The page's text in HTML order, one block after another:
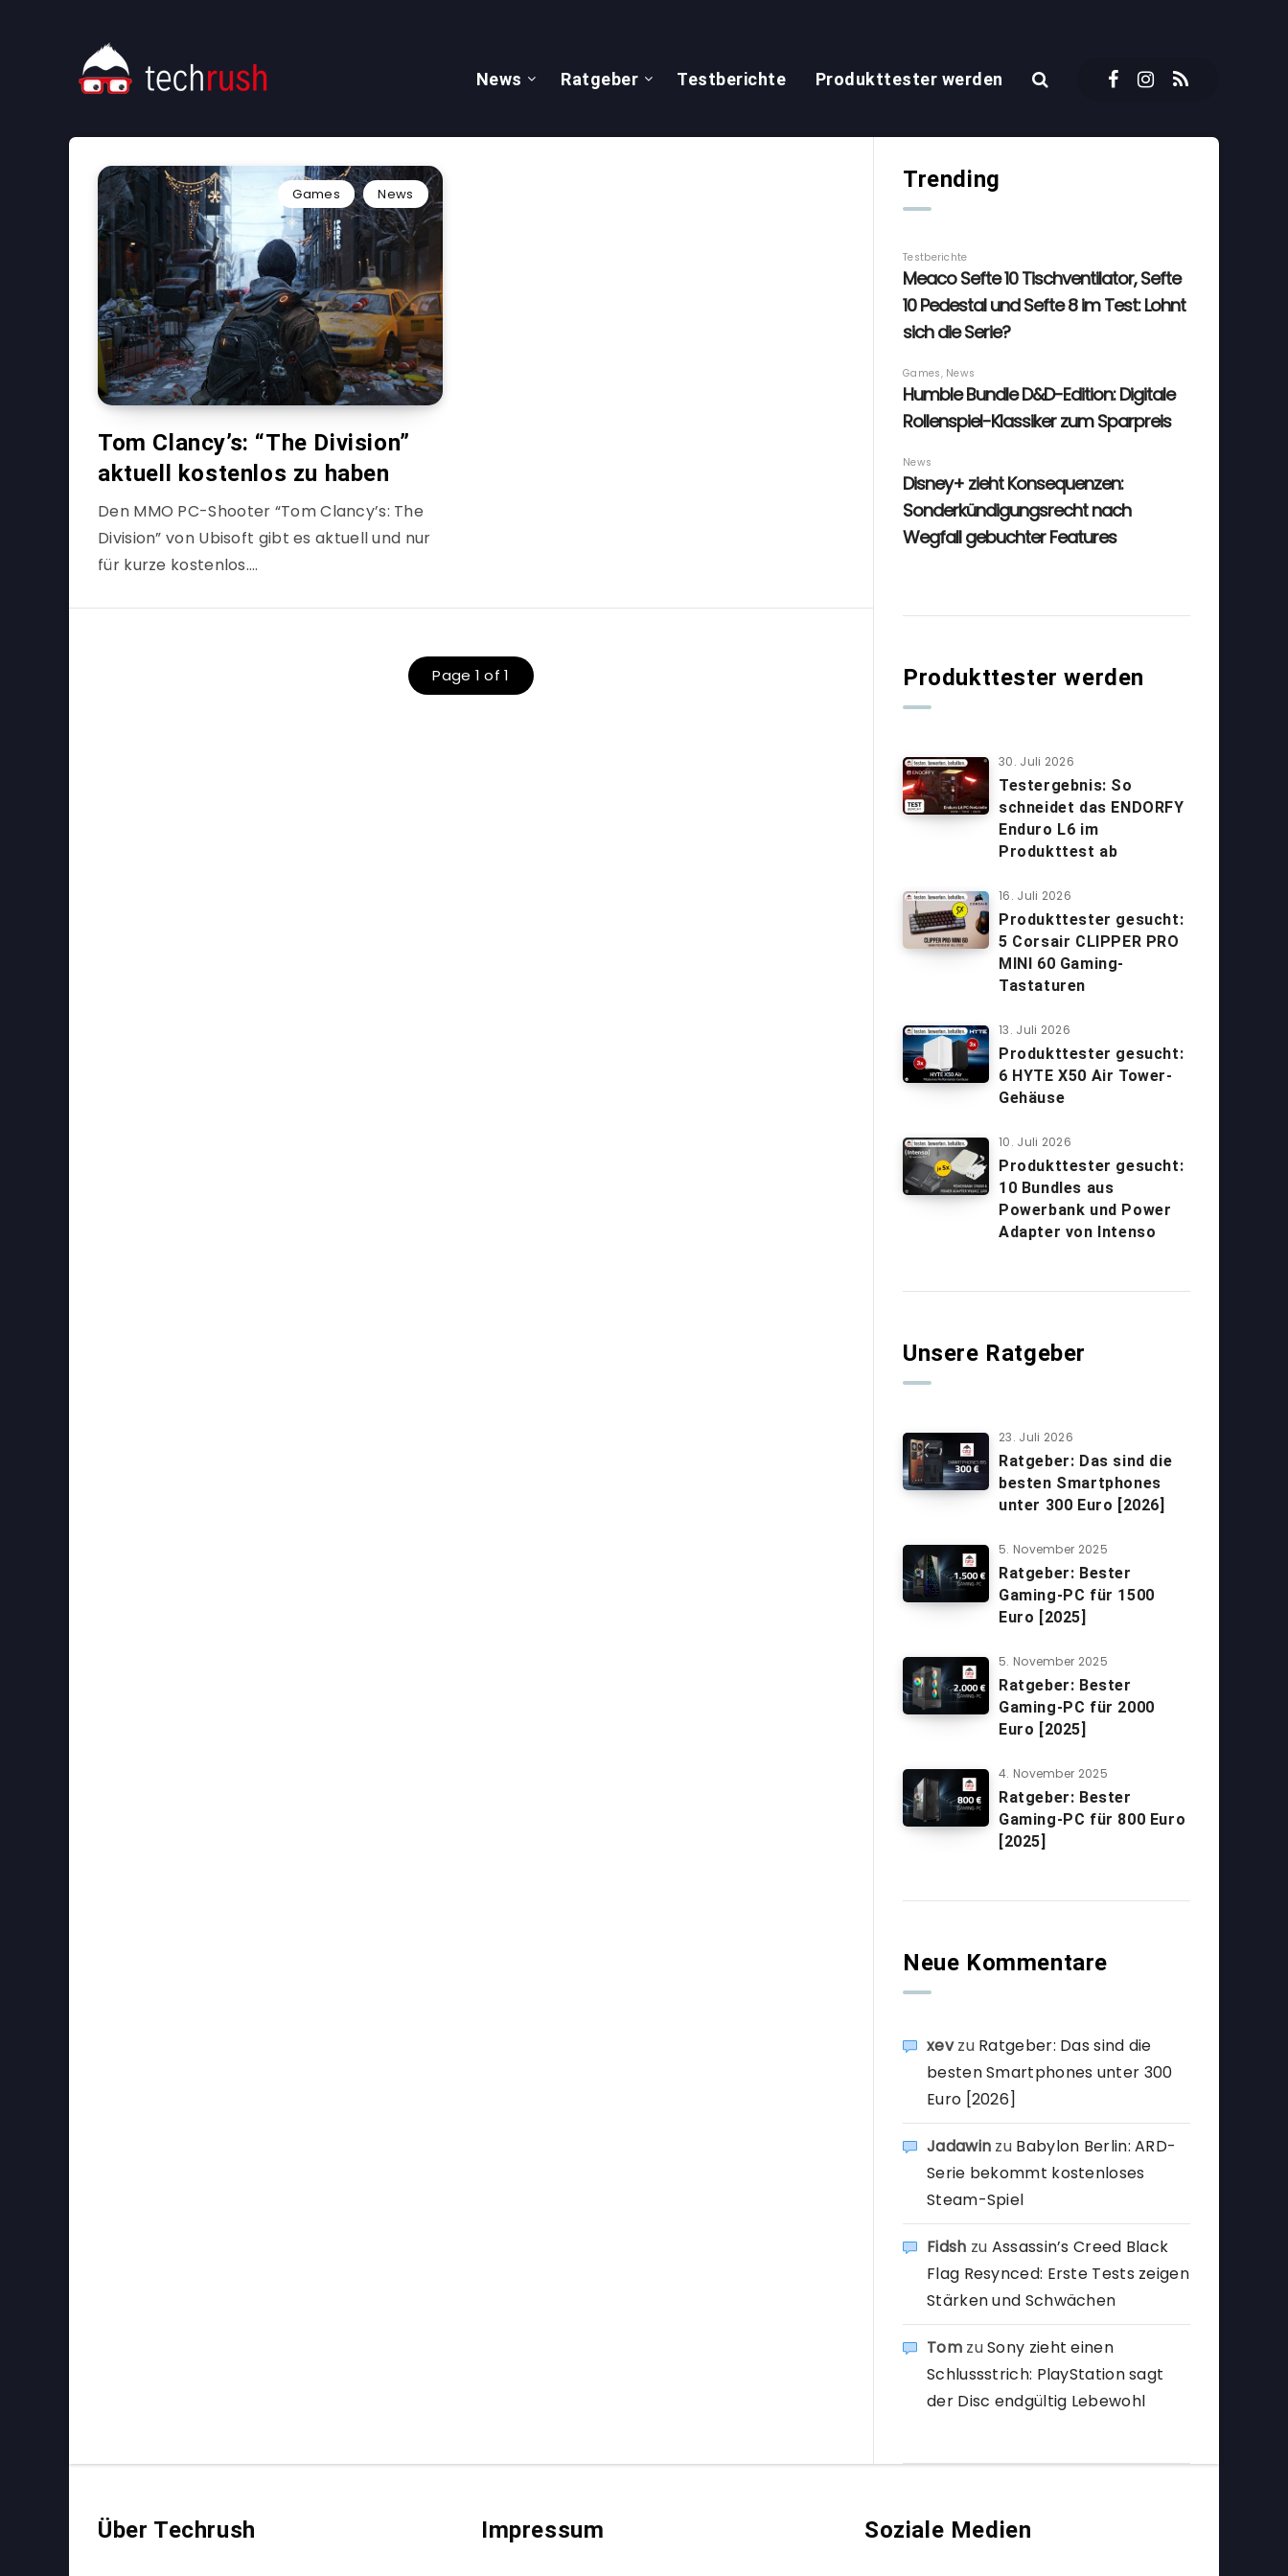
News Ratgeber Testberichte Produkttester werden
Games News
Tom Clancy’s: “The Division”
aktuell kostenlos zu haben
Den MMO PC-Shooter “Tom Clancy’s: The
Division” von Ubisoft gibt es aktuell und nur
für kurze kostenlos….
Page 1 of 1
Trending
Produkttester werden
30. Juli 2026
Testergebnis: So
schneidet das ENDORFY
Enduro L6 im
Produkttest ab
16. Juli 2026
Produkttester gesucht:
5 Corsair CLIPPER PRO
MINI 60 Gaming-
Tastaturen
13. Juli 2026
Produkttester gesucht:
6 HYTE X50 Air Tower-
Gehäuse
10. Juli 2026
Produkttester gesucht:
10 Bundles aus
Powerbank und Power
Adapter von Intenso
Unsere Ratgeber
23. Juli 2026
Ratgeber: Das sind die
besten Smartphones
unter 300 Euro [2026]
5. November 2025
Ratgeber: Bester
Gaming-PC für 1500
Euro [2025]
5. November 2025
Ratgeber: Bester
Gaming-PC für 2000
Euro [2025]
4. November 2025
Ratgeber: Bester
Gaming-PC für 800 Euro
[2025]
Neue Kommentare
xevzu Ratgeber: Das sind die
besten Smartphones unter 300
Euro [2026]
Jadawin zu Babylon Berlin: ARD-
Serie bekommt kostenloses
Steam-Spiel
Fidsh zu Assassin’s Creed Black
Flag Resynced: Erste Tests zeigen
Stärken und Schwächen
TomzuSony zieht einen
Schlussstrich: PlayStation sagt
der Disc endgültig Lebewohl
Über Techrush Impressum Soziale Medien